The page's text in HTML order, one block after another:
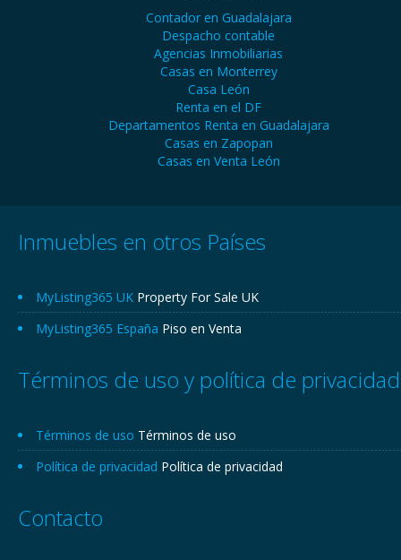
Contador en Guadalajara
Despacho contable
Agencias Inmobiliarias
Casas en Monterrey
Casa León
Renta en el DF
Departamentos Renta en Guadalajara
Casas en Zapopan
Casas en Venta León
Inmuebles en otros Países
MyListing365 UK Property For Sale UK
MyListing365 España Piso en Venta
Términos de uso y política de privacidad
Términos de uso Términos de uso
Política de privacidad Política de privacidad
Contacto